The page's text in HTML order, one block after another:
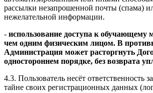
рассылки незапрошенной почты (спама)
нежелательной информации.
- использование доступа к обучающему
чем одним физическим лицом. В
Администрация может расторгнуть
одностороннем порядке, без возврата
4.3. Пользователь несёт ответственность
тайне своих регистрационных данных